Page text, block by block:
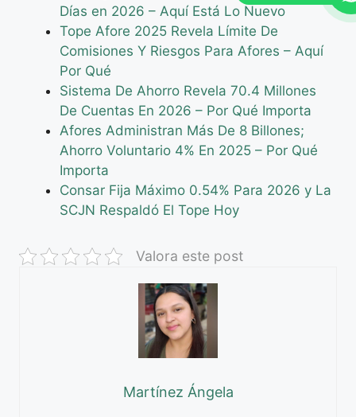
Días en 2026 – Aquí Está Lo Nuevo
Tope Afore 2025 Revela Límite De
Comisiones Y Riesgos Para Afores – Aquí
Por Qué
Sistema De Ahorro Revela 70.4 Millones
De Cuentas En 2026 – Por Qué Importa
Afores Administran Más De 8 Billones;
Ahorro Voluntario 4% En 2025 – Por Qué
Importa
Consar Fija Máximo 0.54% Para 2026 y La
SCJN Respaldó El Tope Hoy
Valora este post
Martínez Ángela